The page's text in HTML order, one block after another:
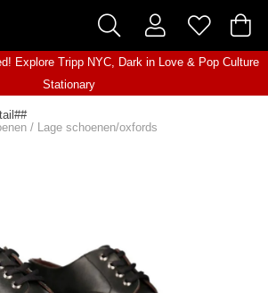
Explore Tripp NYC, Dark in Love& Pop Culture
Stationary
/ Lage schoenen/oxfords